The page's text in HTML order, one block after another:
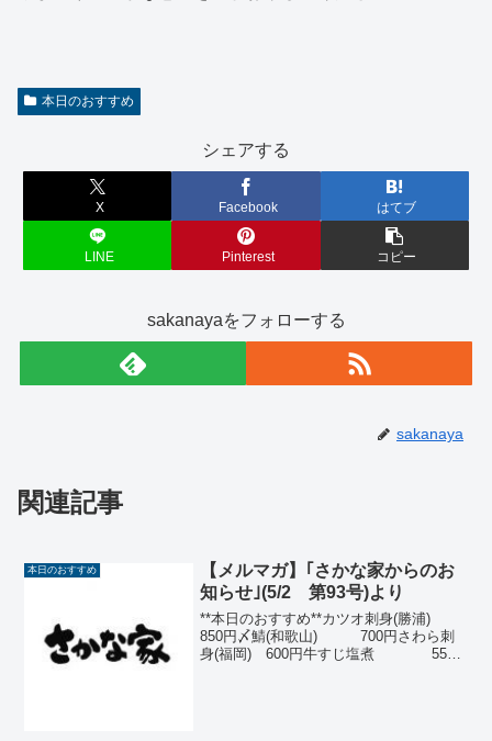
本日のおすすめ
シェアする
X Facebook はてブ
LINE Pinterest コピー
sakanayaをフォローする
sakanaya
関連記事
本日のおすすめ
【メルマガ】｢さかな家からのお
知らせ｣(5/2 第93号)より
**本日のおすすめ**カツオ刺身(勝浦)
850円〆鯖(和歌山) 700円さわら刺
身(福岡) 600円牛すじ塩煮 550